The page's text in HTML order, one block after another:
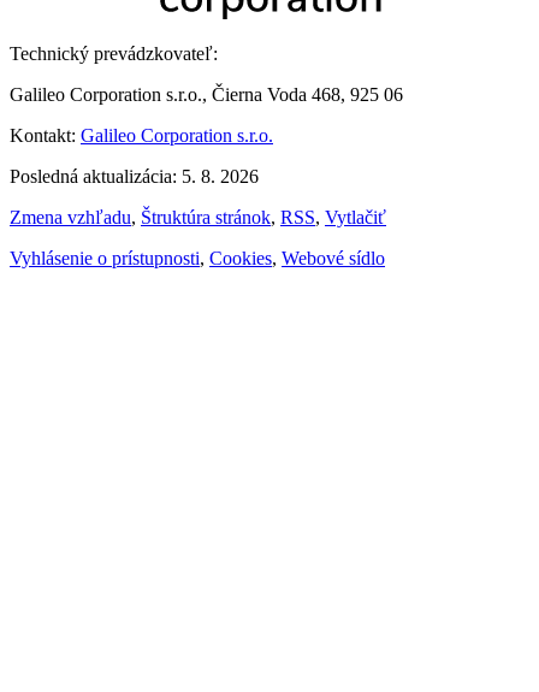
Technický prevádzkovateľ:
Galileo Corporation s.r.o., Čierna Voda 468, 925 06
Kontakt: Galileo Corporation s.r.o.
Posledná aktualizácia: 5. 8. 2026
Zmena vzhľadu, Štruktúra stránok, RSS, Vytlačiť
Vyhlásenie o prístupnosti, Cookies, Webové sídlo